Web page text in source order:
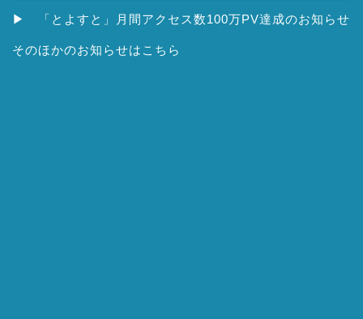
▶ 「とよすと」月間アクセス数100万PV達成のお知らせ
そのほかのお知らせはこちら